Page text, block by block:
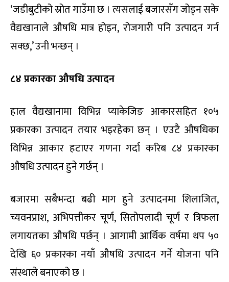
‘जडीबुटीको स्रोत गाउँमा छ । त्यसलाई बजारसँग जोड्न सके
वैद्यखानाले औषधि मात्र होइन, रोजगारी पनि उत्पादन गर्न
सक्छ,’ उनी भन्छन् ।
८४ प्रकारका औषधि उत्पादन
हाल वैद्यखानामा विभिन्न प्याकेजिङ आकारसहित १०५
प्रकारका उत्पादन तयार भइरहेका छन् । एउटै औषधिका
विभिन्न आकार हटाएर गणना गर्दा करिब ८४ प्रकारका
औषधि उत्पादन हुने गर्छन् ।
बजारमा सबैभन्दा बढी माग हुने उत्पादनमा शिलाजित,
च्यवनप्राश, अभिपत्तीकर चूर्ण, सितोपलादी चूर्ण र त्रिफला
लगायतका औषधि पर्छन् । आगामी आर्थिक वर्षमा थप ५०
देखि ६० प्रकारका नयाँ औषधि उत्पादन गर्ने योजना पनि
संस्थाले बनाएको छ ।